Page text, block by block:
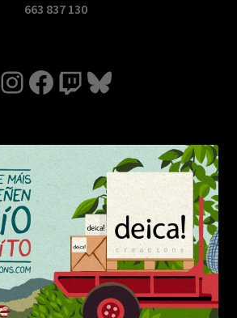
663 837 130
Instagram
Facebook
TwitchBluesky